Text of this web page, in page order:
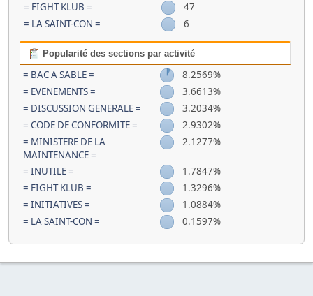
= FIGHT KLUB =
47
= LA SAINT-CON =
6
Popularité des sections par activité
= BAC A SABLE =
8.2569%
= EVENEMENTS =
3.6613%
= DISCUSSION GENERALE =
3.2034%
= CODE DE CONFORMITE =
2.9302%
= MINISTERE DE LA
MAINTENANCE =
2.1277%
= INUTILE =
1.7847%
= FIGHT KLUB =
1.3296%
= INITIATIVES =
1.0884%
= LA SAINT-CON =
0.1597%